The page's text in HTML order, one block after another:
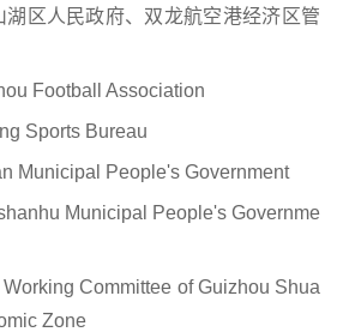
府、双龙航空港经济区管
Football Association
Bureau
People's Government
People's Governme
of Guizhou Shua
Zone